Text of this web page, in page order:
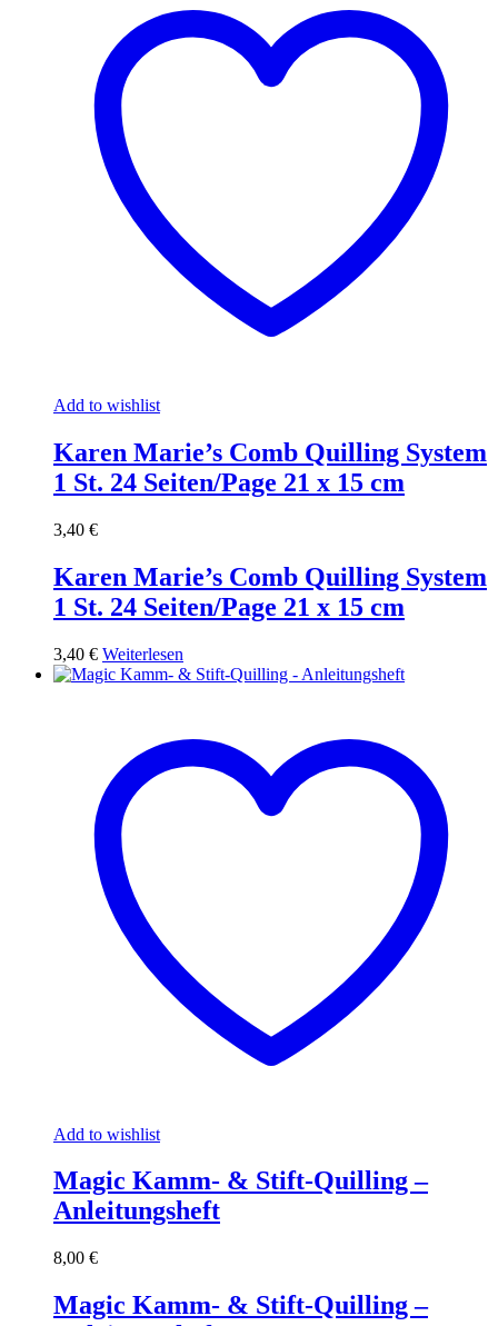
Add to wishlist
Karen Marie’s Comb Quilling System
1 St. 24 Seiten/Page 21 x 15 cm
3,40 €
Karen Marie’s Comb Quilling System
1 St. 24 Seiten/Page 21 x 15 cm
3,40 € Weiterlesen
Add to wishlist
Magic Kamm- & Stift-Quilling –
Anleitungsheft
8,00 €
Magic Kamm- & Stift-Quilling –